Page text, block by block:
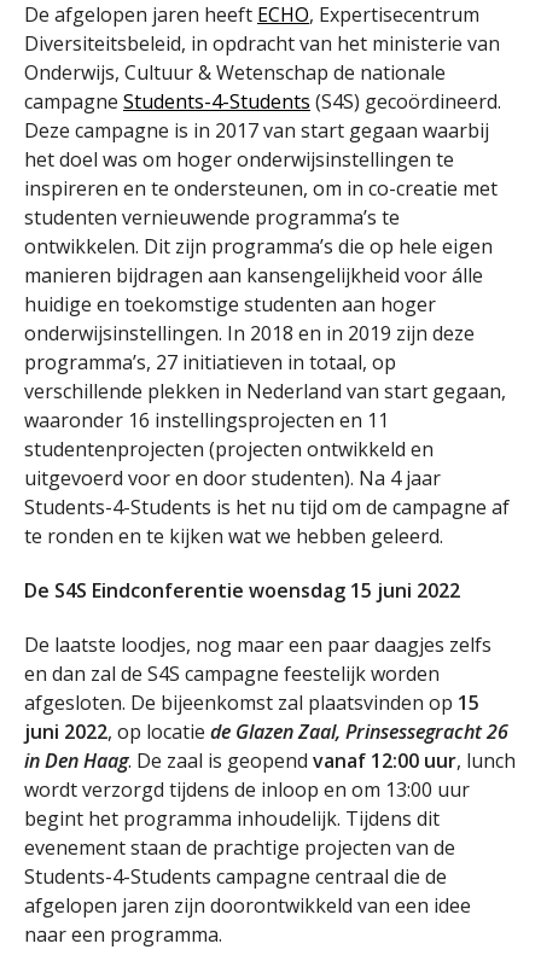
De afgelopen jaren heeft ECHO, Expertisecentrum
Diversiteitsbeleid, in opdracht van het ministerie van
Onderwijs, Cultuur & Wetenschap de nationale
campagne Students-4-Students (S4S) gecoördineerd.
Deze campagne is in 2017 van start gegaan waarbij
het doel was om hoger onderwijsinstellingen te
inspireren en te ondersteunen, om in co-creatie met
studenten vernieuwende programma’s te
ontwikkelen. Dit zijn programma’s die op hele eigen
manieren bijdragen aan kansengelijkheid voor álle
huidige en toekomstige studenten aan hoger
onderwijsinstellingen. In 2018 en in 2019 zijn deze
programma’s, 27 initiatieven in totaal, op
verschillende plekken in Nederland van start gegaan,
waaronder 16 instellingsprojecten en 11
studentenprojecten (projecten ontwikkeld en
uitgevoerd voor en door studenten). Na 4 jaar
Students-4-Students is het nu tijd om de campagne af
te ronden en te kijken wat we hebben geleerd.
De S4S Eindconferentie woensdag 15 juni 2022
De laatste loodjes, nog maar een paar daagjes zelfs
en dan zal de S4S campagne feestelijk worden
afgesloten. De bijeenkomst zal plaatsvinden op 15
juni 2022, op locatie de Glazen Zaal, Prinsessegracht 26
in Den Haag. De zaal is geopend vanaf 12:00 uur, lunch
wordt verzorgd tijdens de inloop en om 13:00 uur
begint het programma inhoudelijk. Tijdens dit
evenement staan de prachtige projecten van de
Students-4-Students campagne centraal die de
afgelopen jaren zijn doorontwikkeld van een idee
naar een programma.